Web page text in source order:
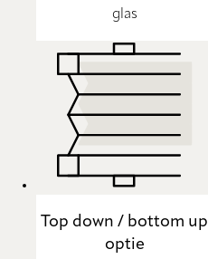
glas
Top down / bottom up
optie